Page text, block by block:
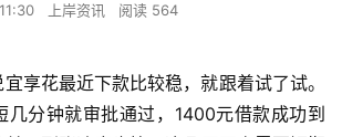
上岸资讯 阅读 564
享花最近下款比较稳，就跟着试了试。
几分钟就审批通过，1400元借款成功到